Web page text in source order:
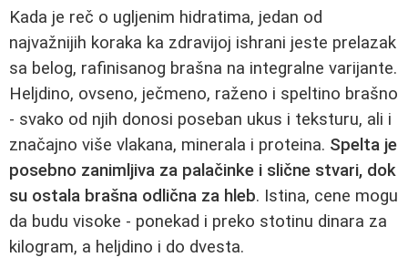
Kada je reč o ugljenim hidratima, jedan od
najvažnijih koraka ka zdravijoj ishrani jeste prelazak
sa belog, rafinisanog brašna na integralne varijante.
Heljdino, ovseno, ječmeno, raženo i speltino brašno
- svako od njih donosi poseban ukus i teksturu, ali i
značajno više vlakana, minerala i proteina. Spelta je
posebno zanimljiva za palačinke i slične stvari, dok
su ostala brašna odlična za hleb. Istina, cene mogu
da budu visoke - ponekad i preko stotinu dinara za
kilogram, a heljdino i do dvesta.